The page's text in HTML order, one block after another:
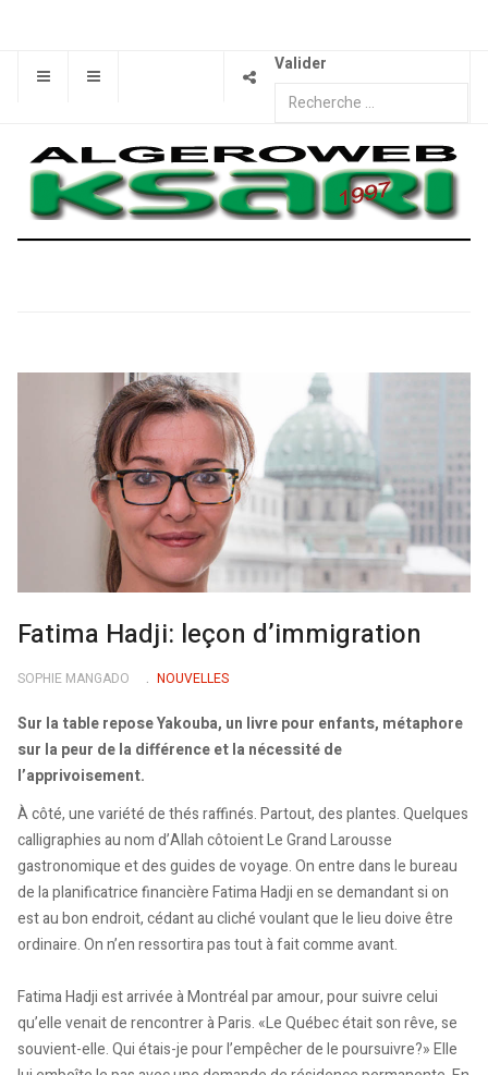
Valider
Fatima Hadji: leçon d’immigration
SOPHIE MANGADO NOUVELLES
Sur la table repose Yakouba, un livre pour enfants, métaphore
sur la peur de la différence et la nécessité de
l’apprivoisement.
À côté, une variété de thés raffinés. Partout, des plantes. Quelques
calligraphies au nom d’Allah côtoient Le Grand Larousse
gastronomique et des guides de voyage. On entre dans le bureau
de la planificatrice financière Fatima Hadji en se demandant si on
est au bon endroit, cédant au cliché voulant que le lieu doive être
ordinaire. On n’en ressortira pas tout à fait comme avant.
Fatima Hadji est arrivée à Montréal par amour, pour suivre celui
qu’elle venait de rencontrer à Paris. «Le Québec était son rêve, se
souvient-elle. Qui étais-je pour l’empêcher de le poursuivre?» Elle